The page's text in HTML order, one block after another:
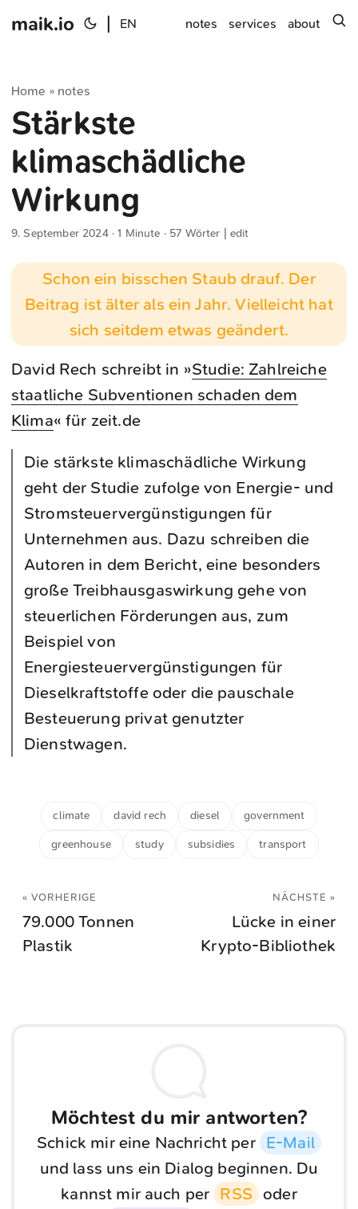
maik.io EN notes services about
Home » notes
Stärkste
klimaschädliche
Wirkung
9. September 2024· 1 Minute · 57 Wörter | edit
Schon ein bisschen Staub drauf. Der
Beitrag ist älter als ein Jahr. Vielleicht hat
sich seitdem etwas geändert.
David Rech schreibt in »Studie: Zahlreiche
staatliche Subventionen schaden dem
Klima« für zeit.de
Die stärkste klimaschädliche Wirkung
geht der Studie zufolge von Energie- und
Stromsteuervergünstigungen für
Unternehmen aus. Dazu schreiben die
Autoren in dem Bericht, eine besonders
große Treibhausgaswirkung gehe von
steuerlichen Förderungen aus, zum
Beispiel von
Energiesteuervergünstigungen für
Dieselkraftstoffe oder die pauschale
Besteuerung privat genutzter
Dienstwagen.
climate david rech diesel government
greenhouse study subsidies transport
« VORHERIGE
79.000 Tonnen
Plastik
NÄCHSTE »
Lücke in einer
Krypto-Bibliothek
Möchtest du mir antworten?
Schick mir eine Nachricht per E-Mail
und lass uns ein Dialog beginnen. Du
kannst mir auch per RSS oder